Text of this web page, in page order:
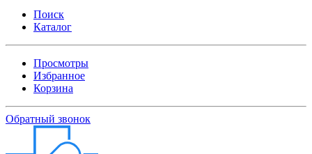
Поиск
Каталог
Просмотры
Избранное
Корзина
Обратный звонок